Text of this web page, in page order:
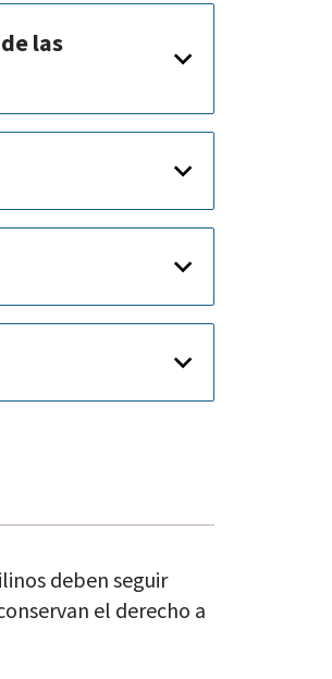
las
deben seguir
el derecho a